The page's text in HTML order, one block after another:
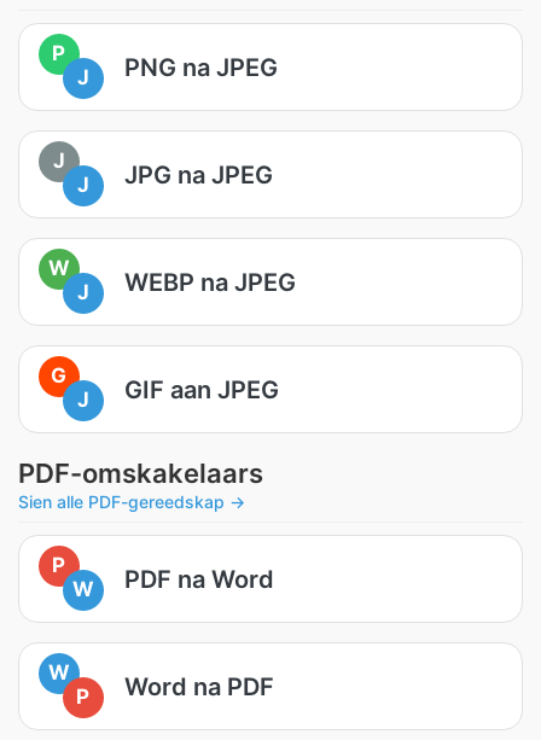
P
J
PNG na JPEG
J
J
JPG na JPEG
W
J
WEBP na JPEG
G
J
GIF aan JPEG
PDF-omskakelaars
Sien alle PDF-gereedskap →
P
W
PDF na Word
W
P
Word na PDF